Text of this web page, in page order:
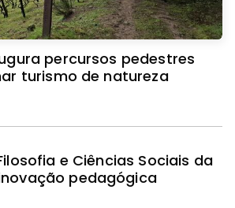
percursos pedestres
turismo de natureza
e Ciências Sociais da
pedagógica